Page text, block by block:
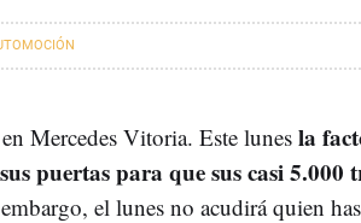
Mercedes Vitoria. Este lunes la
puertas para que sus casi 5.000
el lunes no acudirá quien